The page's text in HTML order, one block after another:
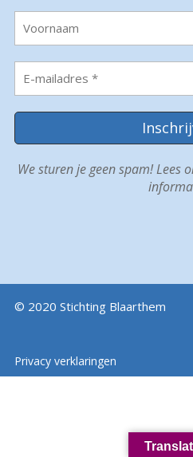
We sturen je geen spam! Lees
© 2020 Stichting Blaarthem
Privacy verklaringen